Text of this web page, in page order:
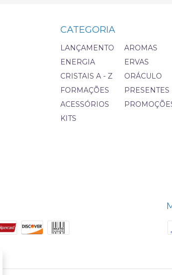
CATEGORIA
LANÇAMENTO
ENERGIA
CRISTAIS A - Z
FORMAÇÕES
ACESSÓRIOS
KITS
AROMAS
ERVAS
ORÁCULO
PRESENTES